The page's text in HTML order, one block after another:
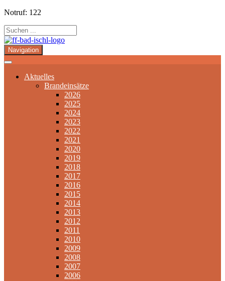
Notruf: 122
Navigation
Aktuelles
Brandeinsätze
2026
2025
2024
2023
2022
2021
2020
2019
2018
2017
2016
2015
2014
2013
2012
2011
2010
2009
2008
2007
2006